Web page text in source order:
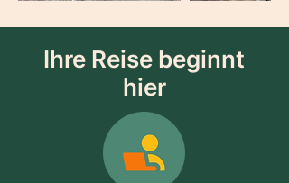
Ihre Reise beginnt
hier